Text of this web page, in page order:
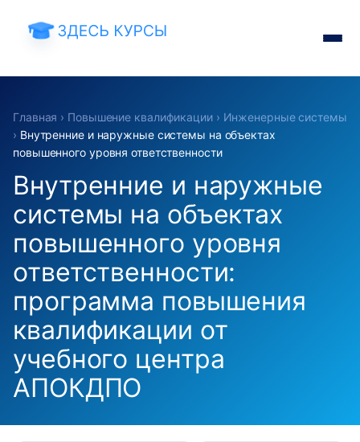
Главная › Повышение квалификации› Инженерные системы
› Внутренние и наружные системы на объектах
повышенного уровня ответственности
Внутренние и наружные
системы на объектах
повышенного уровня
ответственности:
программа повышения
квалификации от
учебного центра
АПОКДПО